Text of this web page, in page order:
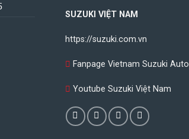
SUZUKI VIỆT NAM
https://suzuki.com.vn
Fanpage Vietnam Suzuki Auto
Youtube Suzuki Việt Nam